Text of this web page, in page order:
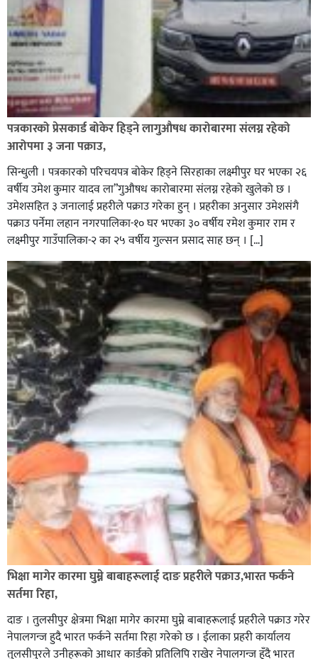
पत्रकारको प्रेसकार्ड बोकेर हिड्ने लागुऔषध कारोबारमा संलग्न रहेको
आरोपमा ३ जना पक्राउ,
सिन्धुली । पत्रकारको परिचयपत्र बोकेर हिड्ने सिरहाका लक्ष्मीपुर घर भएका २६
वर्षीय उमेश कुमार यादव ला”गुऔषध कारोबारमा संलग्न रहेको खुलेको छ ।
उमेशसहित ३ जनालाई प्रहरीले पक्राउ गरेका हुन् । प्रहरीका अनुसार उमेशसंगै
पक्राउ पर्नेमा लहान नगरपालिका-१० घर भएका ३० वर्षीय रमेश कुमार राम र
लक्ष्मीपुर गाउँपालिका-२ का २५ वर्षीय गुल्सन प्रसाद साह छन् । […]
भिक्षा मागेर कारमा घुम्ने बाबाहरूलाई दाङ प्रहरीले पक्राउ,भारत फर्कने
सर्तमा रिहा,
दाङ । तुलसीपुर क्षेत्रमा भिक्षा मागेर कारमा घुम्ने बाबाहरूलाई प्रहरीले पक्राउ गरेर
नेपालगन्ज हुदै भारत फर्कने सर्तमा रिहा गरेको छ । ईलाका प्रहरी कार्यालय
तुलसीपुरले उनीहरूको आधार कार्डको प्रतिलिपि राखेर नेपालगन्ज हुँदै भारत